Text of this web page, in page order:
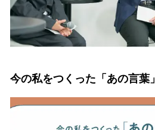
今の私をつくった「あの言葉」